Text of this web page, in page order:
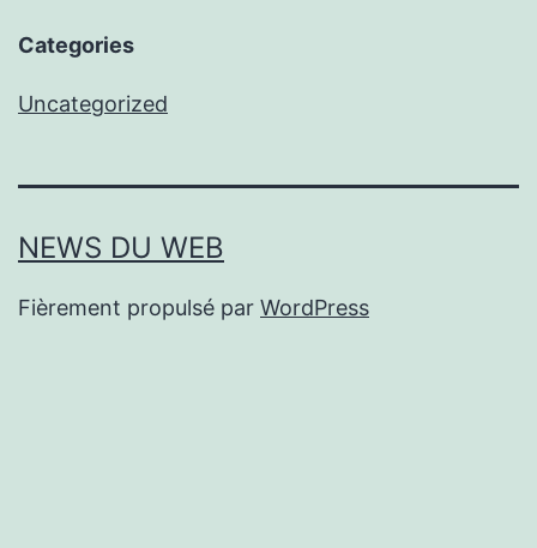
Categories
Uncategorized
NEWS DU WEB
Fièrement propulsé par WordPress